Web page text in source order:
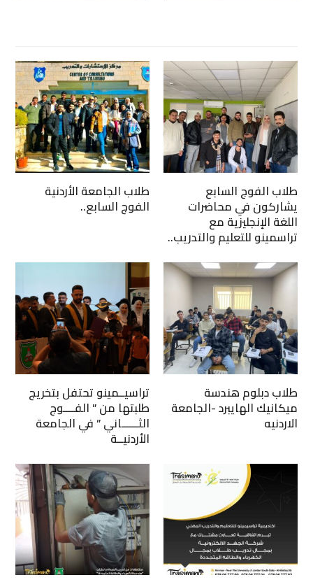
طلاب الفوج السابع
يشاركون في محاضرات
اللغة الإنجليزية مع
تراسمينو للتعليم والتدريب..
طلاب الجامعة الأردنية
الفوج السابع..
طلاب دبلوم هندسة
ميكانيك الهايبرد -الجامعة
الاردنيه
تراسيــمينو تحتفل بتخريج
طلبتها من ” الفــــوج
الثــــــاني ” في الجامعة
الأردنيــة